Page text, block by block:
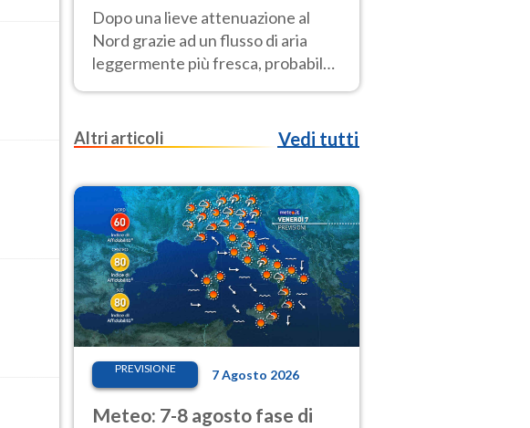
Dopo una lieve attenuazione al
Nord grazie ad un flusso di aria
leggermente più fresca, probabile
nuovo rinforzo dell’anticiclone
Altri articoli
Vedi tutti
PREVISIONE 7 Agosto 2026
Meteo: 7-8 agosto fase di